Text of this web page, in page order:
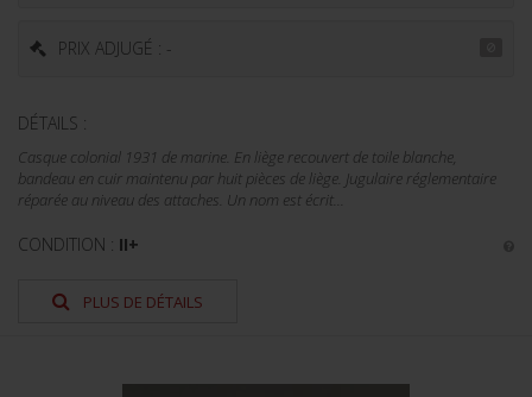
PRIX ADJUGÉ : -
DÉTAILS :
Casque colonial 1931 de marine. En liège recouvert de toile blanche,
bandeau en cuir maintenu par huit pièces de liège. Jugulaire réglementaire
réparée au niveau des attaches. Un nom est écrit...
CONDITION : II+
PLUS DE DÉTAILS